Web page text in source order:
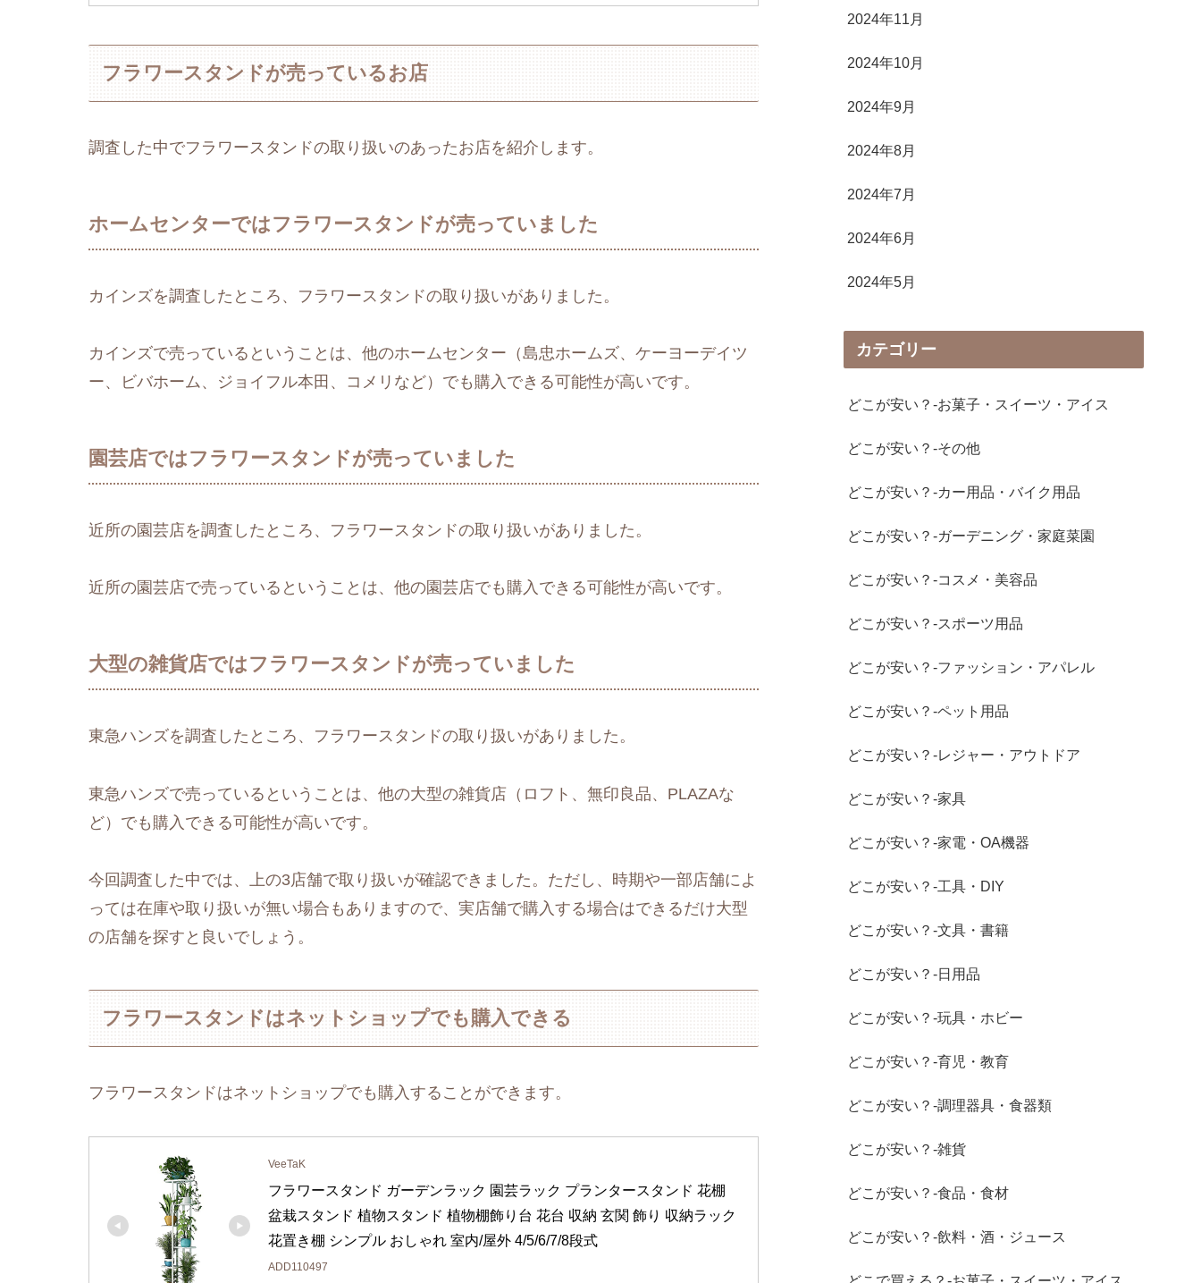
フラワースタンドが売っているお店
調査した中でフラワースタンドの取り扱いのあったお店を紹介します。
ホームセンターではフラワースタンドが売っていました
カインズを調査したところ、フラワースタンドの取り扱いがありました。
カインズで売っているということは、他のホームセンター（島忠ホームズ、ケーヨーデイツ
ー、ビバホーム、ジョイフル本田、コメリなど）でも購入できる可能性が高いです。
園芸店ではフラワースタンドが売っていました
近所の園芸店を調査したところ、フラワースタンドの取り扱いがありました。
近所の園芸店で売っているということは、他の園芸店でも購入できる可能性が高いです。
大型の雑貨店ではフラワースタンドが売っていました
東急ハンズを調査したところ、フラワースタンドの取り扱いがありました。
東急ハンズで売っているということは、他の大型の雑貨店（ロフト、無印良品、PLAZAな
ど）でも購入できる可能性が高いです。
今回調査した中では、上の3店舗で取り扱いが確認できました。ただし、時期や一部店舗によ
っては在庫や取り扱いが無い場合もありますので、実店舗で購入する場合はできるだけ大型
の店舗を探すと良いでしょう。
フラワースタンドはネットショップでも購入できる
フラワースタンドはネットショップでも購入することができます。
VeeTaK
フラワースタンド ガーデンラック 園芸ラック プランタースタンド 花棚
盆栽スタンド 植物スタンド 植物棚飾り台 花台 収納 玄関 飾り 収納ラック
花置き棚 シンプル おしゃれ 室内/屋外 4/5/6/7/8段式
ADD110497
2024年11月
2024年10月
2024年9月
2024年8月
2024年7月
2024年6月
2024年5月
カテゴリー
どこが安い？-お菓子・スイーツ・アイス
どこが安い？-その他
どこが安い？-カー用品・バイク用品
どこが安い？-ガーデニング・家庭菜園
どこが安い？-コスメ・美容品
どこが安い？-スポーツ用品
どこが安い？-ファッション・アパレル
どこが安い？-ペット用品
どこが安い？-レジャー・アウトドア
どこが安い？-家具
どこが安い？-家電・OA機器
どこが安い？-工具・DIY
どこが安い？-文具・書籍
どこが安い？-日用品
どこが安い？-玩具・ホビー
どこが安い？-育児・教育
どこが安い？-調理器具・食器類
どこが安い？-雑貨
どこが安い？-食品・食材
どこが安い？-飲料・酒・ジュース